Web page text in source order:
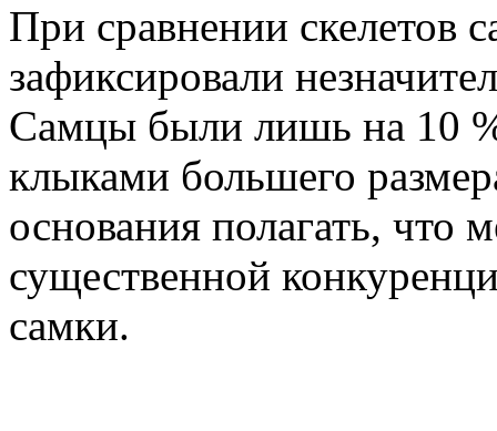
При сравнении скелетов
зафиксировали
Самцы были лишь на 10
клыками большего
основания полагать,
существенной
самки.